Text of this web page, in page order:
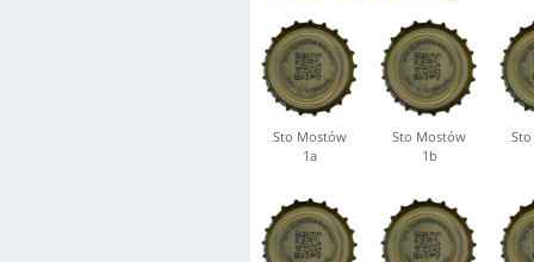
Sto Mostów
1a
Sto Mostów
1b